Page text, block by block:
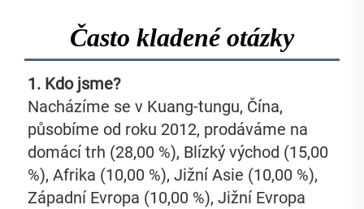
Často kladené otázky
1. Kdo jsme?
Nacházíme se v Kuang-tungu, Čína,
působíme od roku 2012, prodáváme na
domácí trh (28,00 %), Blízký východ (15,00
%), Afrika (10,00 %), Jižní Asie (10,00 %),
Západní Evropa (10,00 %), Jižní Evropa